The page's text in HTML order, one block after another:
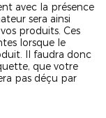
avec la présence
sera ainsi
produits. Ces
lorsque le
Il faudra donc
que votre
pas déçu par